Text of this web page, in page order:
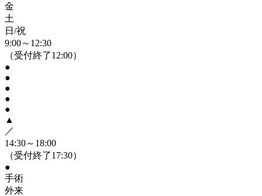
金
土
日/祝
9:00～12:30
（受付終了12:00）
●
●
●
●
●
▲
／
14:30～18:00
（受付終了17:30）
●
手術
外来